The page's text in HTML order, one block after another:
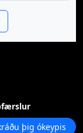
þig ókeypis